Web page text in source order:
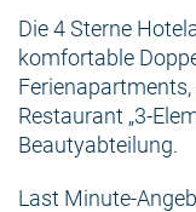
Die 4 Sterne
komfortable
Restaurant „3-
Beautyabteilung.
Last Minute-